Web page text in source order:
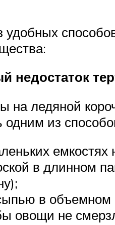
удобных
недостаток
на ледяной
одним из
емкостях
в длинном
в объемном
овощи не